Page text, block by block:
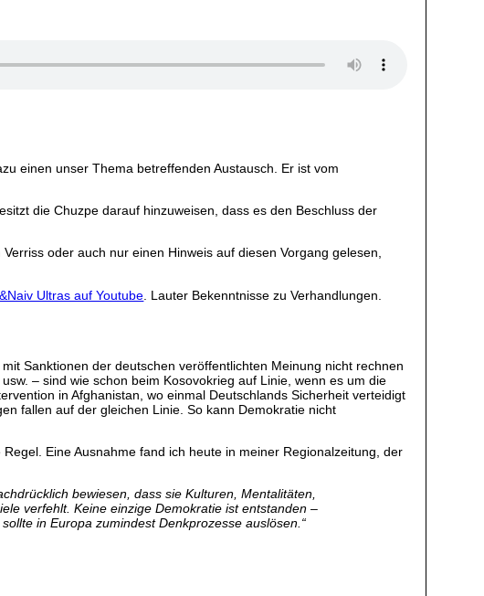
einen unser Thema betreffenden Austausch. Er ist vom
die Chuzpe darauf hinzuweisen, dass es den Beschluss der
oder auch nur einen Hinweis auf diesen Vorgang gelesen,
Ultras auf Youtube . Lauter Bekenntnisse zu Verhandlungen.
Sanktionen der deutschen veröffentlichten Meinung nicht rechnen
– sind wie schon beim Kosovokrieg auf Linie, wenn es um die
in Afghanistan, wo einmal Deutschlands Sicherheit verteidigt
fallen auf der gleichen Linie. So kann Demokratie nicht
Eine Ausnahme fand ich heute in meiner Regionalzeitung, der
bewiesen, dass sie Kulturen, Mentalitäten,
verfehlt. Keine einzige Demokratie ist entstanden –
in Europa zumindest Denkprozesse auslösen.“